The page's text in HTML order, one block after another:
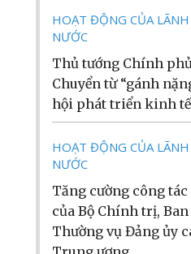
HOẠT ĐỘNG CỦA
NƯỚC
Thủ tướng Chính
Chuyển từ “gánh
hội phát triển kinh
HOẠT ĐỘNG CỦA
NƯỚC
Tăng cường công
của Bộ Chính trị,
Thường vụ Đảng ủy